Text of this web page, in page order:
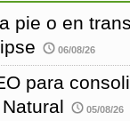
pie o en
06/08/26
para
05/08/26